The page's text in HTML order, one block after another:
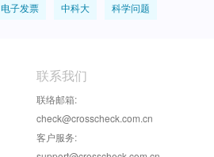
电子发票 中科大 科学问题
联系我们
联络邮箱:
check@crosscheck.com.cn
客户服务: